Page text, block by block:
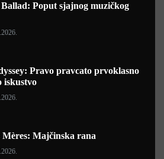
Poput sjajnog muzičkog
Pravo pravcato prvoklasno
iskustvo
Mères: Majčinska rana